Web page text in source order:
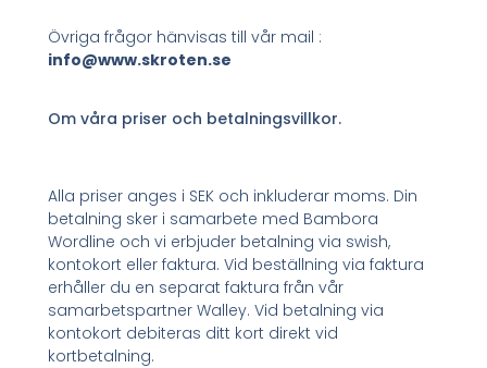
Övriga frågor hänvisas till vår mail :
info@www.skroten.se
Om våra priser och betalningsvillkor.
Alla priser anges i SEK och inkluderar moms. Din
betalning sker i samarbete med Bambora
Wordline och vi erbjuder betalning via swish,
kontokort eller faktura. Vid beställning via faktura
erhåller du en separat faktura från vår
samarbetspartner Walley. Vid betalning via
kontokort debiteras ditt kort direkt vid
kortbetalning.